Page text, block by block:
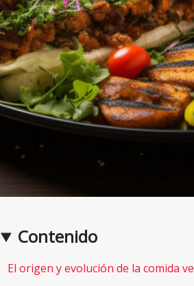
Contenido
El origen y evolución de la comida